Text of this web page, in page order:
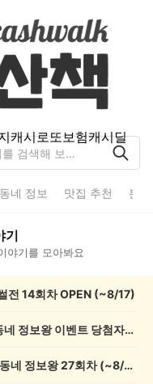
캐시로또보험캐시딜
동네 정보 맛집 추천 분
기
야기를 모아봐요
전 14회차 OPEN (~8/17)
💰[당첨자 발표] 26회차 우리 동네 정보왕 이벤트 당첨자를 발표합니다!
💸 전원 2,000캐시 지급! 우리 동네 정보왕 27회차 (~8/10)